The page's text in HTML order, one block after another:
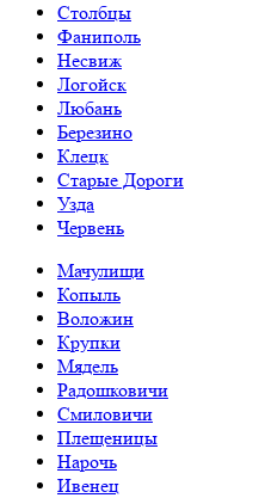
Столбцы
Фаниполь
Несвиж
Логойск
Любань
Березино
Клецк
Старые Дороги
Узда
Червень
Мачулищи
Копыль
Воложин
Крупки
Мядель
Радошковичи
Смиловичи
Плещеницы
Нарочь
Ивенец